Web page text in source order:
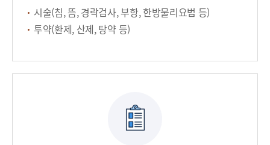
시술(침, 뜸, 경락검사, 부항, 한방물리요법 등)
투약(환제, 산제, 탕약 등)